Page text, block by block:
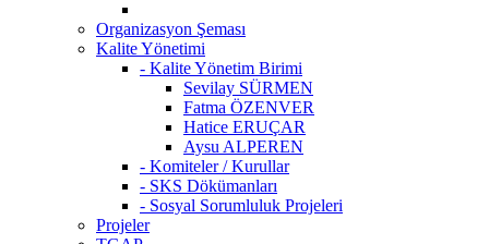
Organizasyon Şeması
Kalite Yönetimi
- Kalite Yönetim Birimi
Sevilay SÜRMEN
Fatma ÖZENVER
Hatice ERUÇAR
Aysu ALPEREN
- Komiteler / Kurullar
- SKS Dökümanları
- Sosyal Sorumluluk Projeleri
Projeler